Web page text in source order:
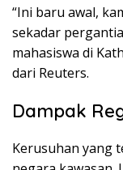
“Ini baru awal,
sekadar
mahasiswa di
dari Reuters.
Dampak
Kerusuhan yang